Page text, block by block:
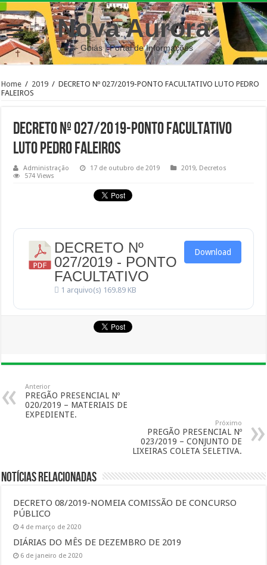
Nova Aurora
– Goiás | Portal de Informações
Home / 2019 / DECRETO Nº 027/2019-PONTO FACULTATIVO LUTO PEDRO
FALEIROS
DECRETO Nº 027/2019-PONTO FACULTATIVO
LUTO PEDRO FALEIROS
Administração 17 de outubro de 2019 2019, Decretos
574 Views
DECRETO Nº
027/2019 - PONTO
FACULTATIVO
1 arquivo(s) 169.89 KB
Download
Anterior
PREGÃO PRESENCIAL Nº
020/2019 – MATERIAIS DE
EXPEDIENTE.
Próximo
PREGÃO PRESENCIAL Nº
023/2019 – CONJUNTO DE
LIXEIRAS COLETA SELETIVA.
Notícias Relacionadas
DECRETO 08/2019-NOMEIA COMISSÃO DE CONCURSO
PÚBLICO
4 de março de 2020
DIÁRIAS DO MÊS DE DEZEMBRO DE 2019
6 de janeiro de 2020